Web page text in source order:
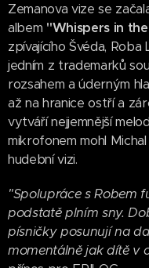
Zemanova vize se
albem "Whispers in
zpívajícího Švéda,
jedním z trademarků
rozsahem a úderným
až na hranice ostří a
vytváří nejjemnější
mikrofonem mohl
hudební vizi.
"Spolupráce s Robem
podstatě plním sny.
písničky posunují na
momentálně jak dítě v